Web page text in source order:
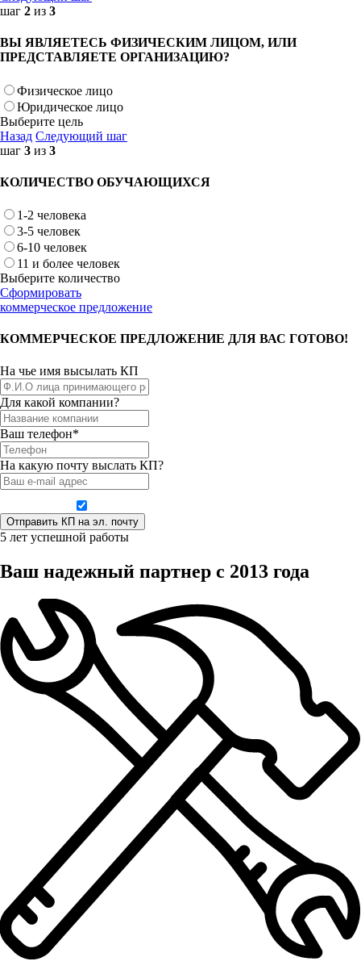
шаг 2 из 3
ВЫ ЯВЛЯЕТЕСЬ ФИЗИЧЕСКИМ ЛИЦОМ, ИЛИ
ПРЕДСТАВЛЯЕТЕ ОРГАНИЗАЦИЮ?
Физическое лицо
Юридическое лицо
Выберите цель
Назад Следующий шаг
шаг 3 из 3
КОЛИЧЕСТВО ОБУЧАЮЩИХСЯ
1-2 человека
3-5 человек
6-10 человек
11 и более человек
Выберите количество
Сформировать
коммерческое предложение
КОММЕРЧЕСКОЕ ПРЕДЛОЖЕНИЕ ДЛЯ ВАС ГОТОВО!
На чье имя высылать КП
Для какой компании?
Ваш телефон*
На какую почту выслать КП?
5 лет успешной работы
Ваш надежный партнер с 2013 года